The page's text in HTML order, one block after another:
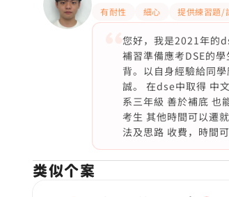
有耐性 細心 提供練習題/
您好，我是2021年的
補習準備應考DSE的
背。以自身經驗給同
誠。 在dse中取得 中
系三年級 善於補底 也
考生 其他時間可以遷
法及思路 收費，時間
类似个案